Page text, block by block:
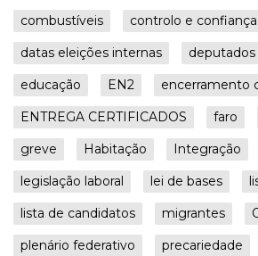
combustíveis
controlo e confiança
datas eleições internas
deputados
educação
EN2
encerramento
ENTREGA CERTIFICADOS
faro
greve
Habitação Integração
legislação laboral
lei de bases
lista de candidatos
migrantes
plenário federativo
precariedade